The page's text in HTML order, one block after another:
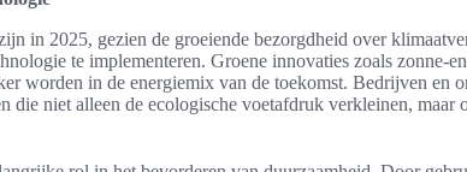
in 2025, gezien de groeiende bezorgdheid over
te implementeren. Groene innovaties zoals zonne-
worden in de energiemix van de toekomst. Bedrijven en
die niet alleen de ecologische voetafdruk verkleinen,